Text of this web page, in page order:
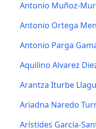
Antonio Muñoz-
Antonio Ortega
Antonio Parga
Aquilino Alvarez
Arantza Iturbe
Ariadna Naredo
Arístides García-